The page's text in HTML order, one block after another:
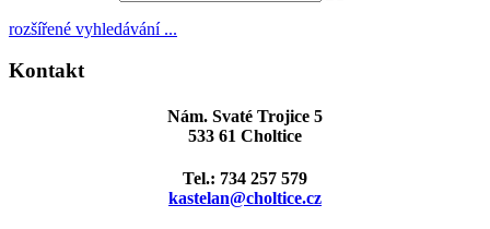
rozšířené vyhledávání ...
Kontakt
Nám. Svaté Trojice 5
533 61 Choltice
Tel.: 734 257 579
kastelan@choltice.cz